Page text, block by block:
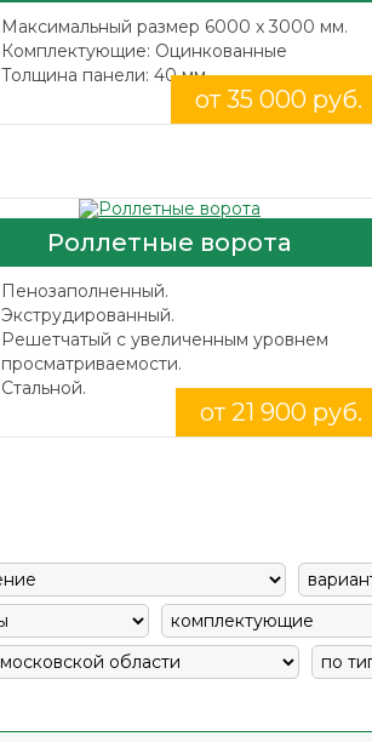
Максимальный размер 6000 x 3000 мм.
Комплектующие: Оцинкованные
Толщина панели: 40 мм.
от 35 000 руб.
Роллетные ворота
Пенозаполненный.
Экструдированный.
Решетчатый с увеличенным уровнем
просматриваемости.
Стальной.
от 21 900 руб.